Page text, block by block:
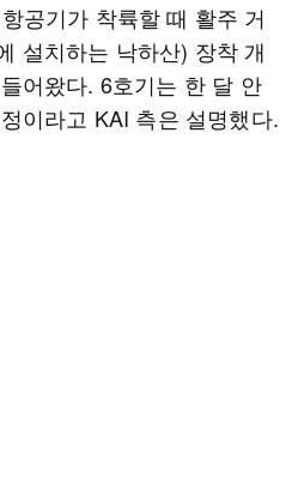
공기가 착륙할 때 활주 거
설치하는 낙하산) 장착 개
어왔다. 6호기는 한 달 안
이라고 KAI 측은 설명했다.